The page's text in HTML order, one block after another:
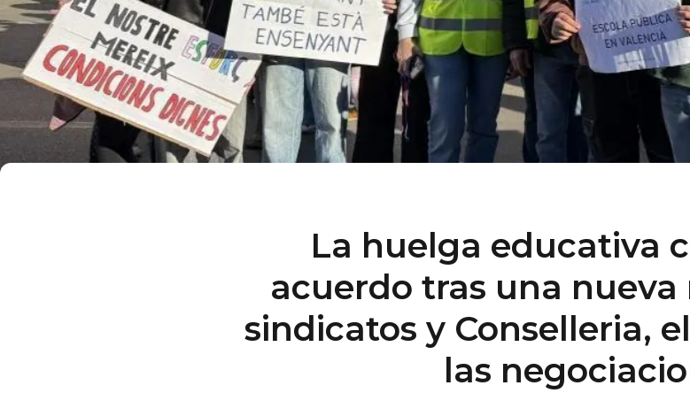
La huelga educativa
acuerdo tras una
sindicatos y Conselleria,
las